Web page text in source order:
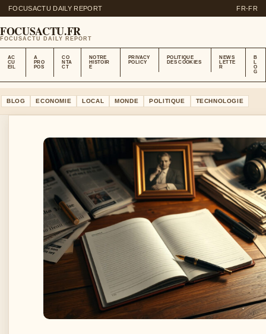
FOCUSACTU DAILY REPORT FR-FR
FOCUSACTU.FR
FOCUSACTU DAILY REPORT
AC
CU
EIL
A
PRO
POS
CO
NTA
CT
NOTRE
HISTOIR
E
PRIVACY
POLICY
POLITIQUE
DES COOKIES
NEWS
LETTE
R
B
L
O
G
BLOG ECONOMIE LOCAL MONDE POLITIQUE TECHNOLOGIE